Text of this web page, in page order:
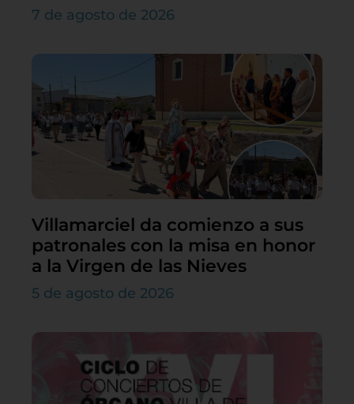
7 de agosto de 2026
Villamarciel da comienzo a sus
patronales con la misa en honor
a la Virgen de las Nieves
5 de agosto de 2026